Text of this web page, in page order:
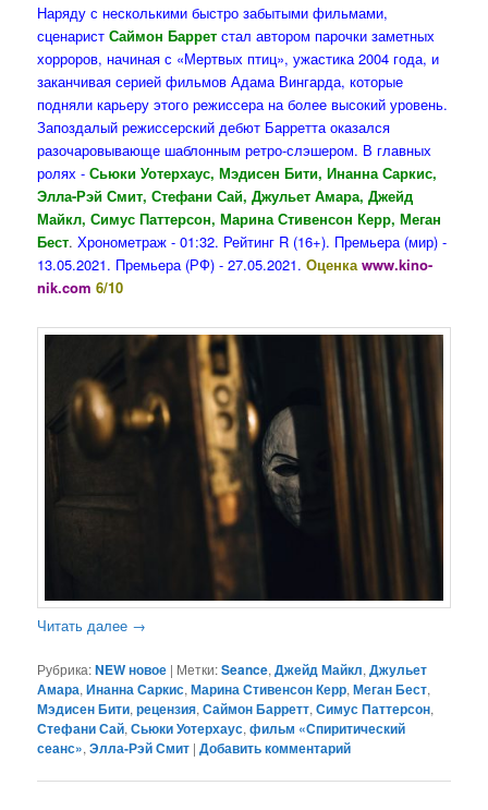
Наряду с несколькими быстро забытыми фильмами,
сценаристСаймон Барретстал автором парочки заметных
хорроров, начиная с «Мертвых птиц», ужастика 2004 года, и
заканчивая серией фильмов Адама Вингарда, которые
подняли карьеру этого режиссера на более высокий уровень.
Запоздалый режиссерский дебют Барретта оказался
разочаровывающе шаблонным ретро-слэшером. В главных
ролях - Сьюки Уотерхаус, Мэдисен Бити, Инанна Саркис,
Элла-Рэй Смит, Стефани Сай, Джульет Амара, Джейд
Майкл, Симус Паттерсон, Марина Стивенсон Керр, Меган
Бест.Хронометраж - 01:32. Рейтинг R (16+). Премьера (мир) -
13.05.2021. Премьера (РФ) - 27.05.2021.Оценкаwww.kino-
nik.com 6/10
Читать далее →
Рубрика:NEW новое | Метки:Seance,Джейд Майкл,Джульет
Амара,Инанна Саркис,Марина Стивенсон Керр,Меган Бест,
Мэдисен Бити,рецензия,Саймон Барретт,Симус Паттерсон,
Стефани Сай,Сьюки Уотерхаус,фильм «Спиритический
сеанс»,Элла-Рэй Смит |Добавить комментарий